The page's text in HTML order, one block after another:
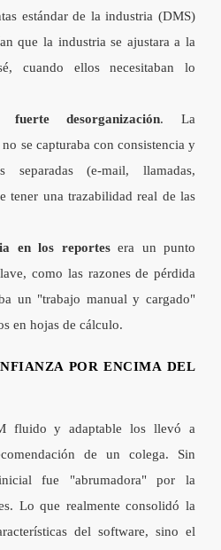
estándar de la industria (DMS)
que la industria se ajustara a la
cuando ellos necesitaban lo
fuerte desorganización. La
se capturaba con consistencia y
(e-mail, llamadas,
tener una trazabilidad real de las
en los reportes era un punto
como las razones de pérdida
un "trabajo manual y cargado"
en hojas de cálculo.
POR ENCIMA DEL
fluido y adaptable los llevó a
de un colega. Sin
fue "abrumadora" por la
Lo que realmente consolidó la
del software, sino el